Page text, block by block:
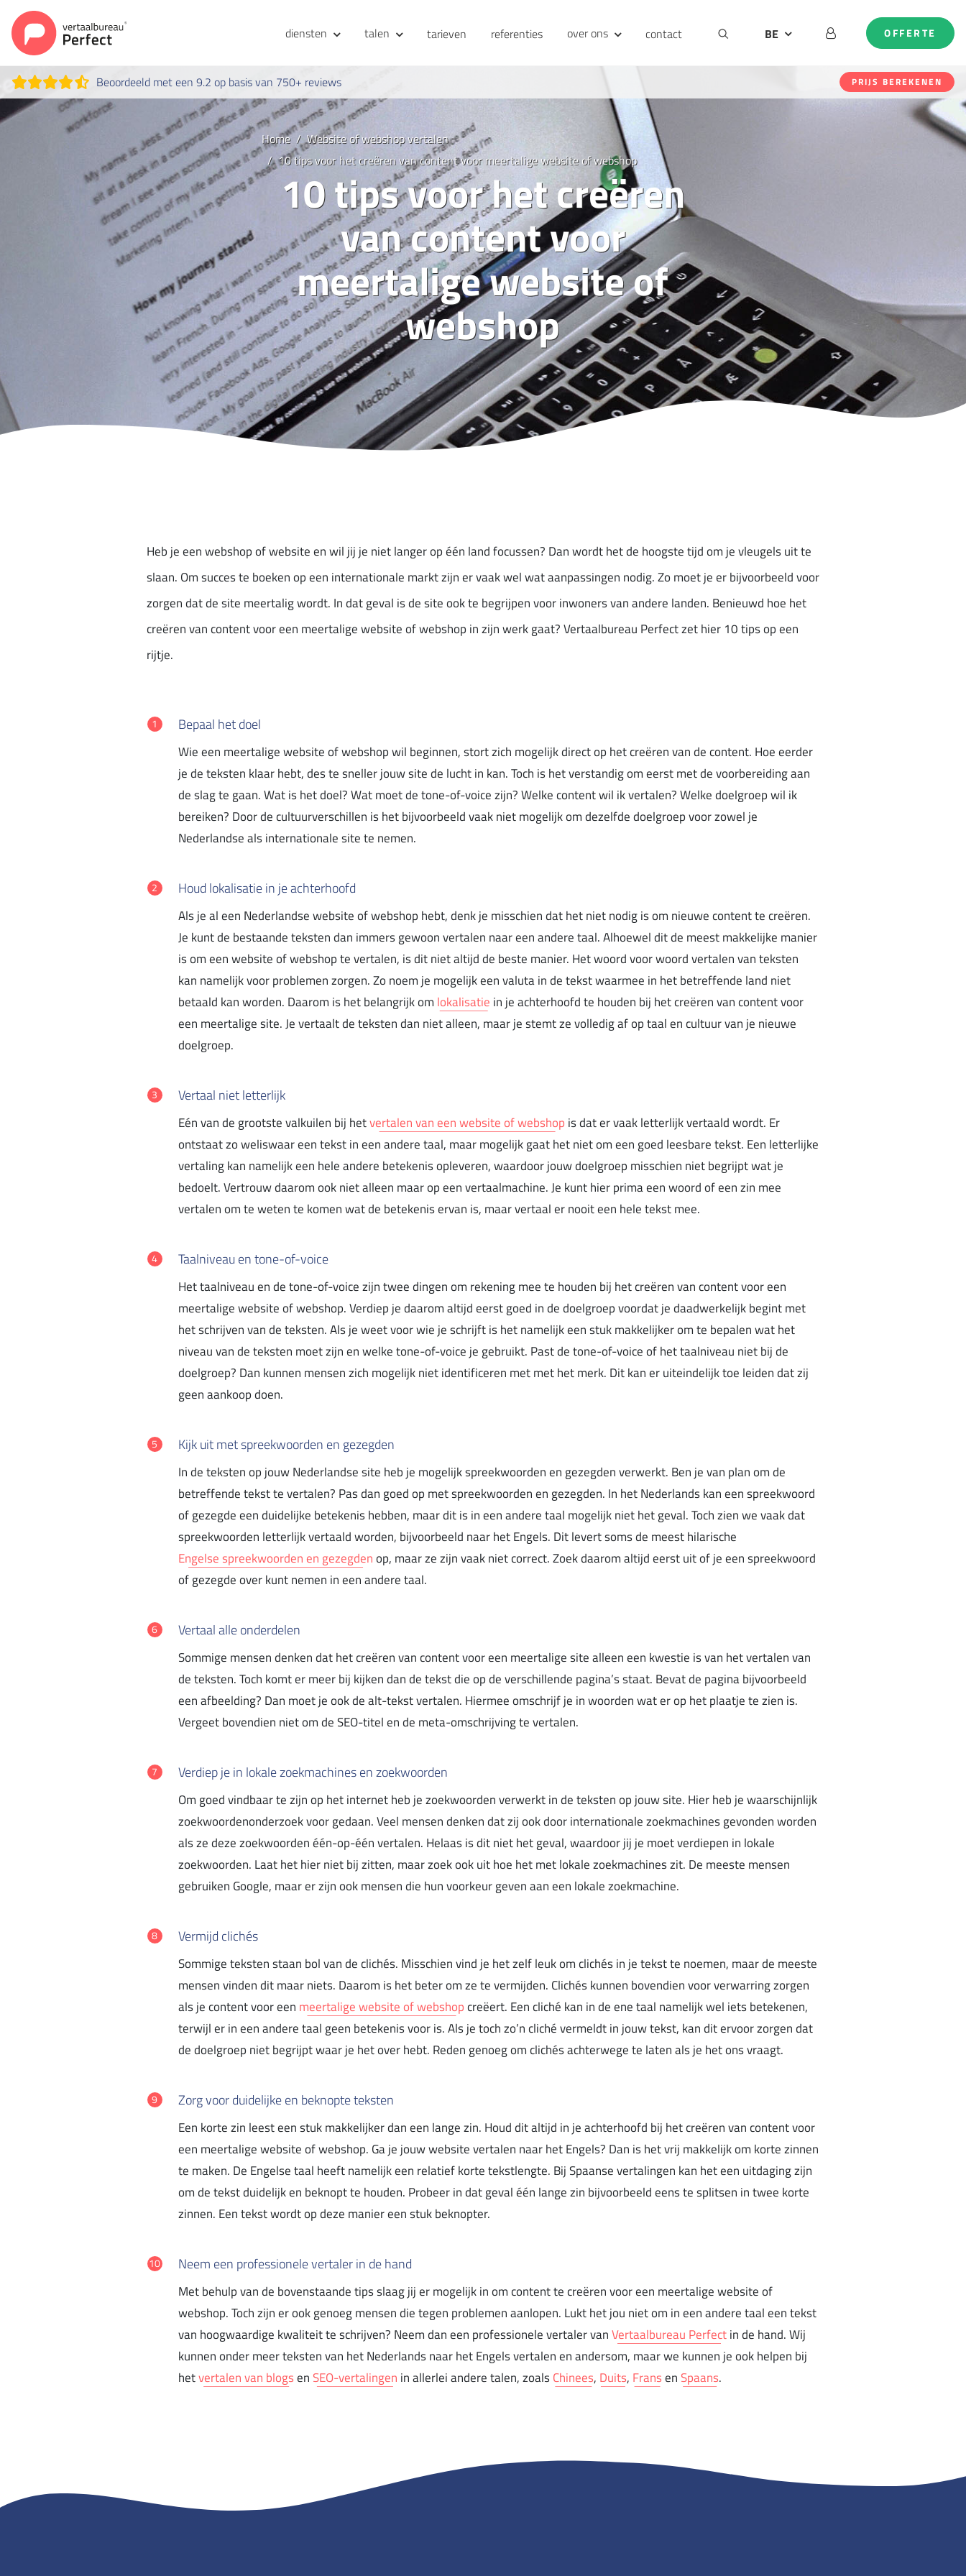
diensten talen tarieven referenties over ons contact
BE
NL
OFFERTE
Beoordeeld met een 9.2 op basis van 750+ reviews PRIJS BEREKENEN
Home
Website of webshop vertalen
10 tips voor het creëren van content voor meertalige website of webshop
10 tips voor het creëren
van content voor
meertalige website of
webshop
Heb je een webshop of website en wil jij je niet langer op één land focussen? Dan wordt het de hoogste tijd om je vleugels uit te
slaan. Om succes te boeken op een internationale markt zijn er vaak wel wat aanpassingen nodig. Zo moet je er bijvoorbeeld voor
zorgen dat de site meertalig wordt. In dat geval is de site ook te begrijpen voor inwoners van andere landen. Benieuwd hoe het
creëren van content voor een meertalige website of webshop in zijn werk gaat? Vertaalbureau Perfect zet hier 10 tips op een
rijtje.
Bepaal het doel
Wie een meertalige website of webshop wil beginnen, stort zich mogelijk direct op het creëren van de content. Hoe eerder
je de teksten klaar hebt, des te sneller jouw site de lucht in kan. Toch is het verstandig om eerst met de voorbereiding aan
de slag te gaan. Wat is het doel? Wat moet de tone-of-voice zijn? Welke content wil ik vertalen? Welke doelgroep wil ik
bereiken? Door de cultuurverschillen is het bijvoorbeeld vaak niet mogelijk om dezelfde doelgroep voor zowel je
Nederlandse als internationale site te nemen.
Houd lokalisatie in je achterhoofd
Als je al een Nederlandse website of webshop hebt, denk je misschien dat het niet nodig is om nieuwe content te creëren.
Je kunt de bestaande teksten dan immers gewoon vertalen naar een andere taal. Alhoewel dit de meest makkelijke manier
is om een website of webshop te vertalen, is dit niet altijd de beste manier. Het woord voor woord vertalen van teksten
kan namelijk voor problemen zorgen. Zo noem je mogelijk een valuta in de tekst waarmee in het betreffende land niet
betaald kan worden. Daarom is het belangrijk om lokalisatie in je achterhoofd te houden bij het creëren van content voor
een meertalige site. Je vertaalt de teksten dan niet alleen, maar je stemt ze volledig af op taal en cultuur van je nieuwe
doelgroep.
Vertaal niet letterlijk
Eén van de grootste valkuilen bij hetvertalen van een website of webshop is dat er vaak letterlijk vertaald wordt. Er
ontstaat zo weliswaar een tekst in een andere taal, maar mogelijk gaat het niet om een goed leesbare tekst. Een letterlijke
vertaling kan namelijk een hele andere betekenis opleveren, waardoor jouw doelgroep misschien niet begrijpt wat je
bedoelt. Vertrouw daarom ook niet alleen maar op een vertaalmachine. Je kunt hier prima een woord of een zin mee
vertalen om te weten te komen wat de betekenis ervan is, maar vertaal er nooit een hele tekst mee.
Taalniveau en tone-of-voice
Het taalniveau en de tone-of-voice zijn twee dingen om rekening mee te houden bij het creëren van content voor een
meertalige website of webshop. Verdiep je daarom altijd eerst goed in de doelgroep voordat je daadwerkelijk begint met
het schrijven van de teksten. Als je weet voor wie je schrijft is het namelijk een stuk makkelijker om te bepalen wat het
niveau van de teksten moet zijn en welke tone-of-voice je gebruikt. Past de tone-of-voice of het taalniveau niet bij de
doelgroep? Dan kunnen mensen zich mogelijk niet identificeren met met het merk. Dit kan er uiteindelijk toe leiden dat zij
geen aankoop doen.
Kijk uit met spreekwoorden en gezegden
In de teksten op jouw Nederlandse site heb je mogelijk spreekwoorden en gezegden verwerkt. Ben je van plan om de
betreffende tekst te vertalen? Pas dan goed op met spreekwoorden en gezegden. In het Nederlands kan een spreekwoord
of gezegde een duidelijke betekenis hebben, maar dit is in een andere taal mogelijk niet het geval. Toch zien we vaak dat
spreekwoorden letterlijk vertaald worden, bijvoorbeeld naar het Engels. Dit levert soms de meest hilarische
Engelse spreekwoorden en gezegdenop, maar ze zijn vaak niet correct. Zoek daarom altijd eerst uit of je een spreekwoord
of gezegde over kunt nemen in een andere taal.
Vertaal alle onderdelen
Sommige mensen denken dat het creëren van content voor een meertalige site alleen een kwestie is van het vertalen van
de teksten. Toch komt er meer bij kijken dan de tekst die op de verschillende pagina’s staat. Bevat de pagina bijvoorbeeld
een afbeelding? Dan moet je ook de alt-tekst vertalen. Hiermee omschrijf je in woorden wat er op het plaatje te zien is.
Vergeet bovendien niet om de SEO-titel en de meta-omschrijving te vertalen.
Verdiep je in lokale zoekmachines en zoekwoorden
Om goed vindbaar te zijn op het internet heb je zoekwoorden verwerkt in de teksten op jouw site. Hier heb je waarschijnlijk
zoekwoordenonderzoek voor gedaan. Veel mensen denken dat zij ook door internationale zoekmachines gevonden worden
als ze deze zoekwoorden één-op-één vertalen. Helaas is dit niet het geval, waardoor jij je moet verdiepen in lokale
zoekwoorden. Laat het hier niet bij zitten, maar zoek ook uit hoe het met lokale zoekmachines zit. De meeste mensen
gebruiken Google, maar er zijn ook mensen die hun voorkeur geven aan een lokale zoekmachine.
Vermijd clichés
Sommige teksten staan bol van de clichés. Misschien vind je het zelf leuk om clichés in je tekst te noemen, maar de meeste
mensen vinden dit maar niets. Daarom is het beter om ze te vermijden. Clichés kunnen bovendien voor verwarring zorgen
als je content voor een meertalige website of webshopcreëert. Een cliché kan in de ene taal namelijk wel iets betekenen,
terwijl er in een andere taal geen betekenis voor is. Als je toch zo’n cliché vermeldt in jouw tekst, kan dit ervoor zorgen dat
de doelgroep niet begrijpt waar je het over hebt. Reden genoeg om clichés achterwege te laten als je het ons vraagt.
Zorg voor duidelijke en beknopte teksten
Een korte zin leest een stuk makkelijker dan een lange zin. Houd dit altijd in je achterhoofd bij het creëren van content voor
een meertalige website of webshop. Ga je jouw website vertalen naar het Engels? Dan is het vrij makkelijk om korte zinnen
te maken. De Engelse taal heeft namelijk een relatief korte tekstlengte. Bij Spaanse vertalingen kan het een uitdaging zijn
om de tekst duidelijk en beknopt te houden. Probeer in dat geval één lange zin bijvoorbeeld eens te splitsen in twee korte
zinnen. Een tekst wordt op deze manier een stuk beknopter.
Neem een professionele vertaler in de hand
Met behulp van de bovenstaande tips slaag jij er mogelijk in om content te creëren voor een meertalige website of
webshop. Toch zijn er ook genoeg mensen die tegen problemen aanlopen. Lukt het jou niet om in een andere taal een tekst
van hoogwaardige kwaliteit te schrijven? Neem dan een professionele vertaler vanVertaalbureau Perfectin de hand. Wij
kunnen onder meer teksten van het Nederlands naar het Engels vertalen en andersom, maar we kunnen je ook helpen bij
hetvertalen van blogsen SEO-vertalingen in allerlei andere talen, zoalsChinees, Duits, Fransen Spaans.